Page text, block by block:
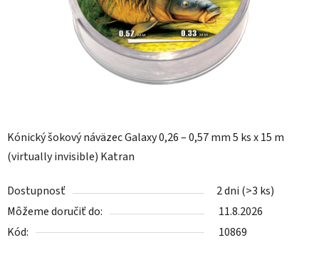
Kónický šokový náväzec Galaxy 0,26 – 0,57 mm 5 ks x 15 m
(virtually invisible) Katran
Dostupnosť 2 dni (>3 ks)
Môžeme doručiť do:
11.8.2026
Kód:
10869